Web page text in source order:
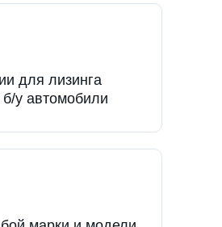
для лизинга
у автомобили